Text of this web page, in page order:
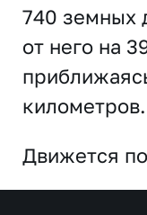
740 земных
от него на
километров.
Движется